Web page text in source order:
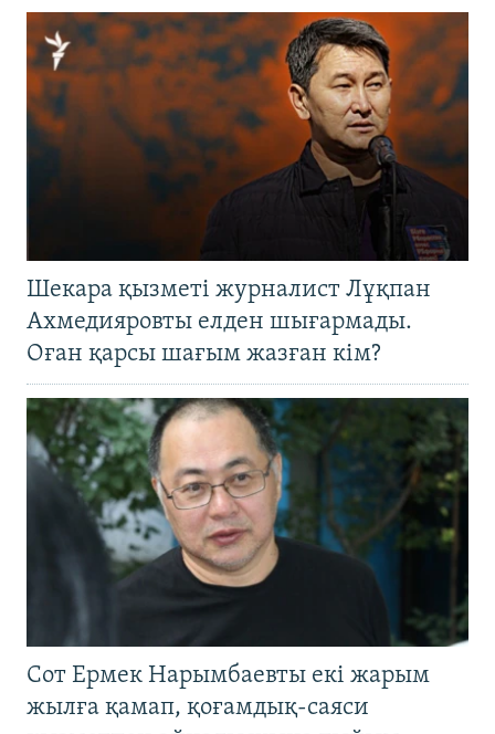
Шекара қызметі журналист Лұқпан
Ахмедияровты елден шығармады.
Оған қарсы шағым жазған кім?
Сот Ермек Нарымбаевты екі жарым
жылға қамап, қоғамдық-саяси